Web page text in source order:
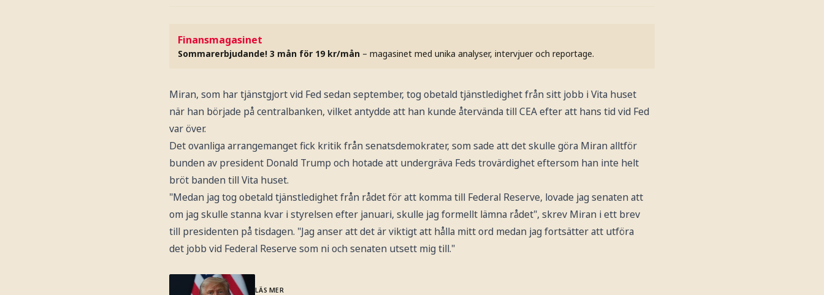
Finansmagasinet
Sommarerbjudande! 3 mån för 19 kr/mån – magasinet med unika analyser, intervjuer och reportage.
Miran, som har tjänstgjort vid Fed sedan september, tog obetald tjänstledighet från sitt jobb i Vita huset
när han började på centralbanken, vilket antydde att han kunde återvända till CEA efter att hans tid vid Fed
var över.
Det ovanliga arrangemanget fick kritik från senatsdemokrater, som sade att det skulle göra Miran alltför
bunden av president Donald Trump och hotade att undergräva Feds trovärdighet eftersom han inte helt
bröt banden till Vita huset.
"Medan jag tog obetald tjänstledighet från rådet för att komma till Federal Reserve, lovade jag senaten att
om jag skulle stanna kvar i styrelsen efter januari, skulle jag formellt lämna rådet", skrev Miran i ett brev
till presidenten på tisdagen. "Jag anser att det är viktigt att hålla mitt ord medan jag fortsätter att utföra
det jobb vid Federal Reserve som ni och senaten utsett mig till."
LÄS MER